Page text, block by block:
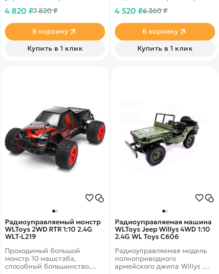
специально
4 820 ₽7 820 ₽
В корзину
Купить в 1 клик
начинающих
4 520 ₽6 360 ₽
В корзину
Купить в 1 клик
Радиоуправляемый монстр
WLToys 2WD RTR 1:10 2.4G
WLT-L219
Проходимый большой
монстр 10 машстаба,
способный большинство
Радиоуправляемая машина
WLToys Jeep Willys 4WD 1:10
2.4G WL Toys C606
Радиоуправляемая модель
полноприводного
армейского джипа Willys MB